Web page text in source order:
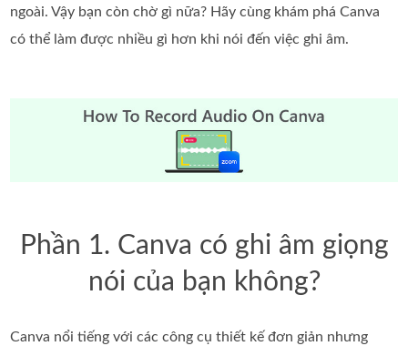
ngoài. Vậy bạn còn chờ gì nữa? Hãy cùng khám phá Canva
có thể làm được nhiều gì hơn khi nói đến việc ghi âm.
Phần 1. Canva có ghi âm giọng
nói của bạn không?
Canva nổi tiếng với các công cụ thiết kế đơn giản nhưng